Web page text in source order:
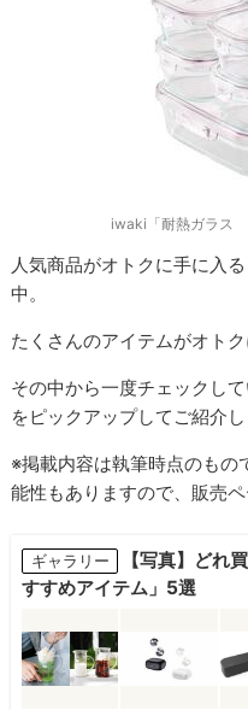
iwaki「耐熱ガラス
人気商品がオトクに手に入
中。
たくさんのアイテムがオト
その中から一度チェックし
をピックアップしてご紹介し
※掲載内容は執筆時点のもの
能性もありますので、販売
ギャラリー
【写真】どれ
すすめアイテム」5選